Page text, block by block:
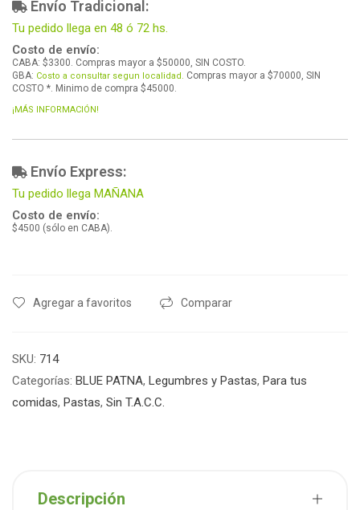
Envío Tradicional:
Tu pedido llega en 48 ó 72 hs.
Costo de envío:
CABA: $3300. Compras mayor a $50000, SIN COSTO.
GBA: Costo a consultar segun localidad. Compras mayor a $70000, SIN
COSTO *. Minimo de compra $45000.
¡MÁS INFORMACIÓN!
Envío Express:
Tu pedido llega MAÑANA
Costo de envío:
$4500 (sólo en CABA).
Agregar a favoritos Comparar
SKU: 714
Categorías: BLUE PATNA, Legumbres y Pastas, Para tus
comidas, Pastas, Sin T.A.C.C.
Descripción